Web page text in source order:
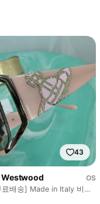
43
OS
배송] Made in Italy 비비
드 선글라스